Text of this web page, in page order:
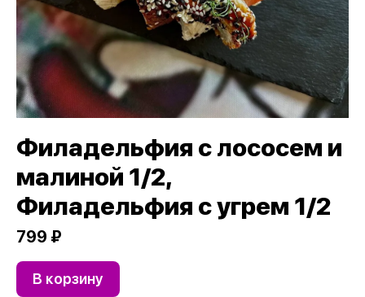
Филадельфия с лососем и
малиной 1/2,
Филадельфия с угрем 1/2
799 ₽
В корзину